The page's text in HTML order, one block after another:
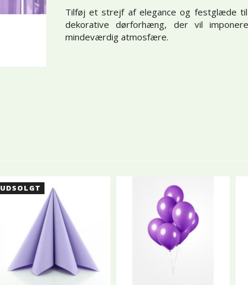
Tilføj et strejf af elegance og festglæde
dekorative dørforhæng, der vil
mindeværdig atmosfære.
UDSOLGT